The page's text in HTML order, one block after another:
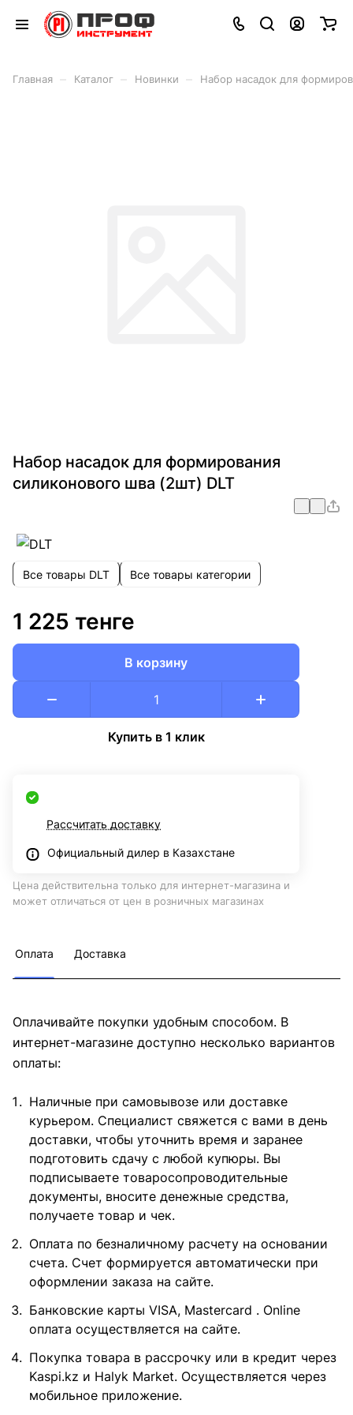
Главная Каталог Новинки Набор насадок для
Набор насадок для формирования
силиконового шва (2шт) DLT
Все товары DLT Все товары категории
1 225 тенге
В корзину
Купить в 1 клик
Рассчитать доставку
Официальный дилер в Казахстане
Цена действительна только для интернет-магазина и
может отличаться от цен в розничных магазинах
Оплата Доставка
Оплачивайте покупки удобным способом. В
интернет-магазине доступно несколько вариантов
оплаты:
Наличные при самовывозе или доставке
курьером. Специалист свяжется с вами в день
доставки, чтобы уточнить время и заранее
подготовить сдачу с любой купюры. Вы
подписываете товаросопроводительные
документы, вносите денежные средства,
получаете товар и чек.
Оплата по безналичному расчету на основании
счета. Счет формируется автоматически при
оформлении заказа на сайте.
Банковские карты VISA, Mastercard . Online
оплата осуществляется на сайте.
Покупка товара в рассрочку или в кредит через
Kaspi.kz и Halyk Market. Осуществляется через
мобильное приложение.